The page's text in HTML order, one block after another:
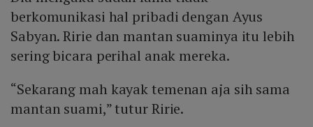
berkomunikasi hal pribadi dengan Ayus
Sabyan. Ririe dan mantan suaminya itu lebih
sering bicara perihal anak mereka.
“Sekarang mah kayak temenan aja sih sama
mantan suami,” tutur Ririe.